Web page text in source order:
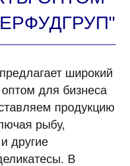
широкий
для бизнеса
продукцию
рыбу,
другие
В